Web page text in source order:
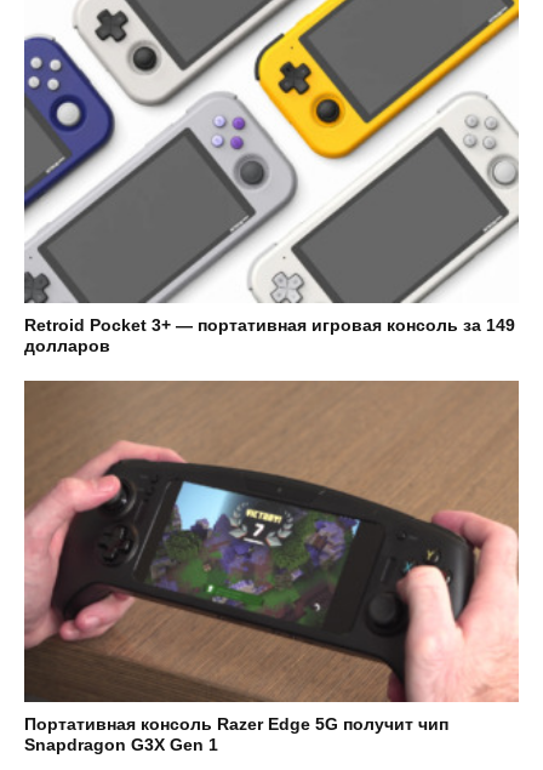
Retroid Pocket 3+ — портативная игровая консоль за 149
долларов
Портативная консоль Razer Edge 5G получит чип
Snapdragon G3X Gen 1